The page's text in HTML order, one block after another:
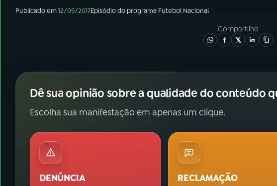
Publicado em12/05/2017Episódiodo programa Futebol Nacional
Compartilhe
Dê sua opinião sobre a qualidade do conteúdo
Escolha sua manifestação em apenas um clique.
DENÚNCIA RECLAMAÇÃO